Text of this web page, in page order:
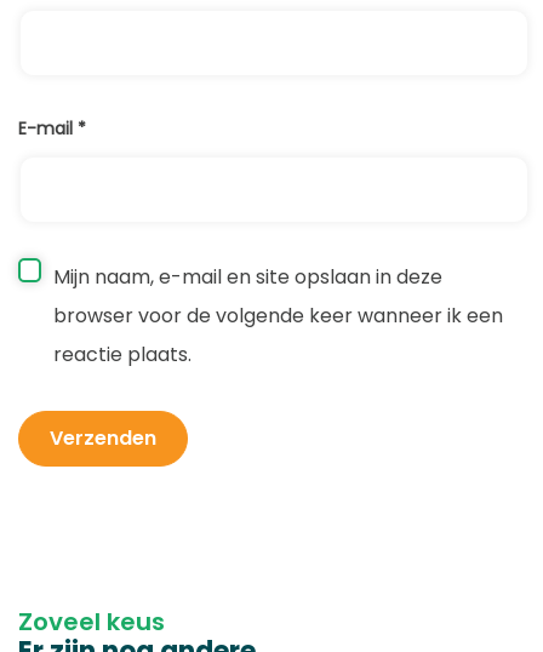
E-mail *
Mijn naam, e-mail en site opslaan in deze
browser voor de volgende keer wanneer ik een
reactie plaats.
Zoveel keus